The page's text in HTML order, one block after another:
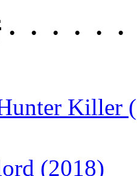
· · · · ·
Killer
(2018)